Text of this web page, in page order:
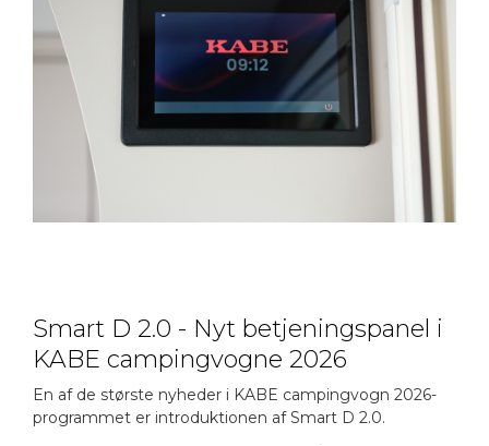
Smart D 2.0 - Nyt betjeningspanel i
KABE campingvogne 2026
En af de største nyheder i KABE campingvogn 2026-
programmet er introduktionen af Smart D 2.0.